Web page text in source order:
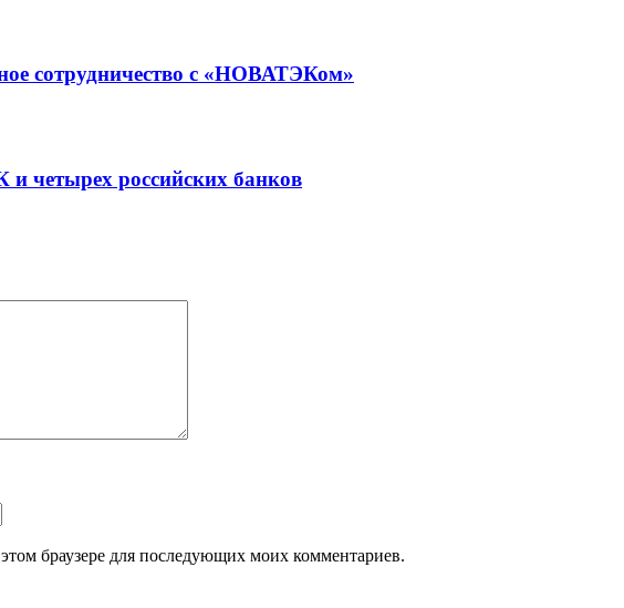
сотрудничество с «НОВАТЭКом»
четырех российских банков
браузере для последующих моих комментариев.